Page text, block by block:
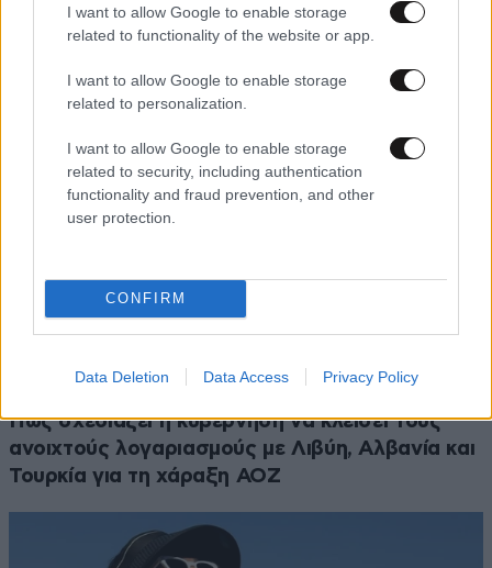
I want to allow Google to enable storage
related to functionality of the website or app.
I want to allow Google to enable storage
related to personalization.
I want to allow Google to enable storage
related to security, including authentication
functionality and fraud prevention, and other
user protection.
CONFIRM
Data Deletion Data Access Privacy Policy
ποτέ – Ναι, έχω πατήσει φρένο»
Πώς σχεδιάζει η κυβέρνηση να κλείσει τους
ανοιχτούς λογαριασμούς με Λιβύη, Αλβανία και
Τουρκία για τη χάραξη ΑΟΖ